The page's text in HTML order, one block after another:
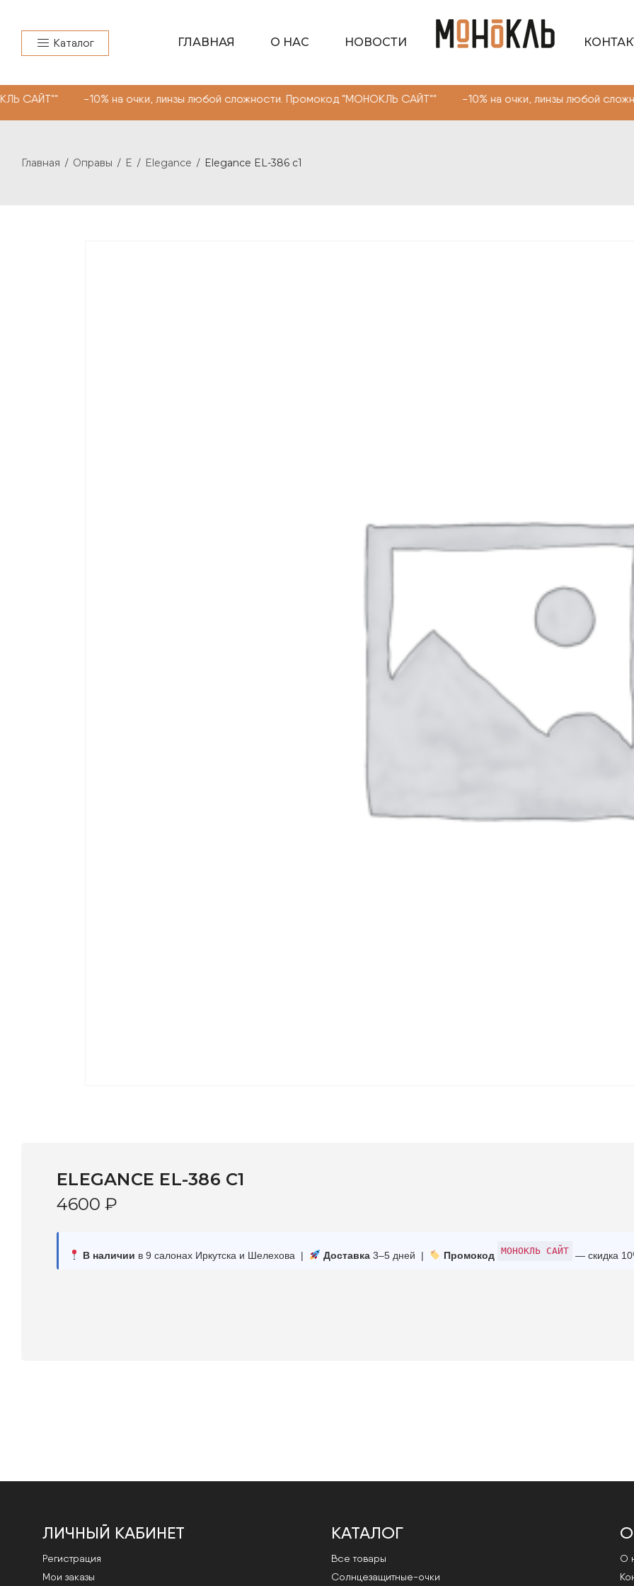
Каталог ГЛАВНАЯ О НАС НОВОСТИ
на очки, линзы любой сложности. Промокод "МОНОКЛЬ САЙТ"" -10% на очки, линзы любой
Главная / Оправы / E / Elegance / Elegance EL-386 c1
ELEGANCE EL-386 C1
4600 ₽
В наличии в 9 салонах Иркутска и Шелехова | Доставка3–5 дней | Промокод МОНОКЛЬ САЙТ — скидка
ЛИЧНЫЙ КАБИНЕТ
Регистрация
Мои заказы
КАТАЛОГ
Все товары
Cолнцезащитные-очки
О